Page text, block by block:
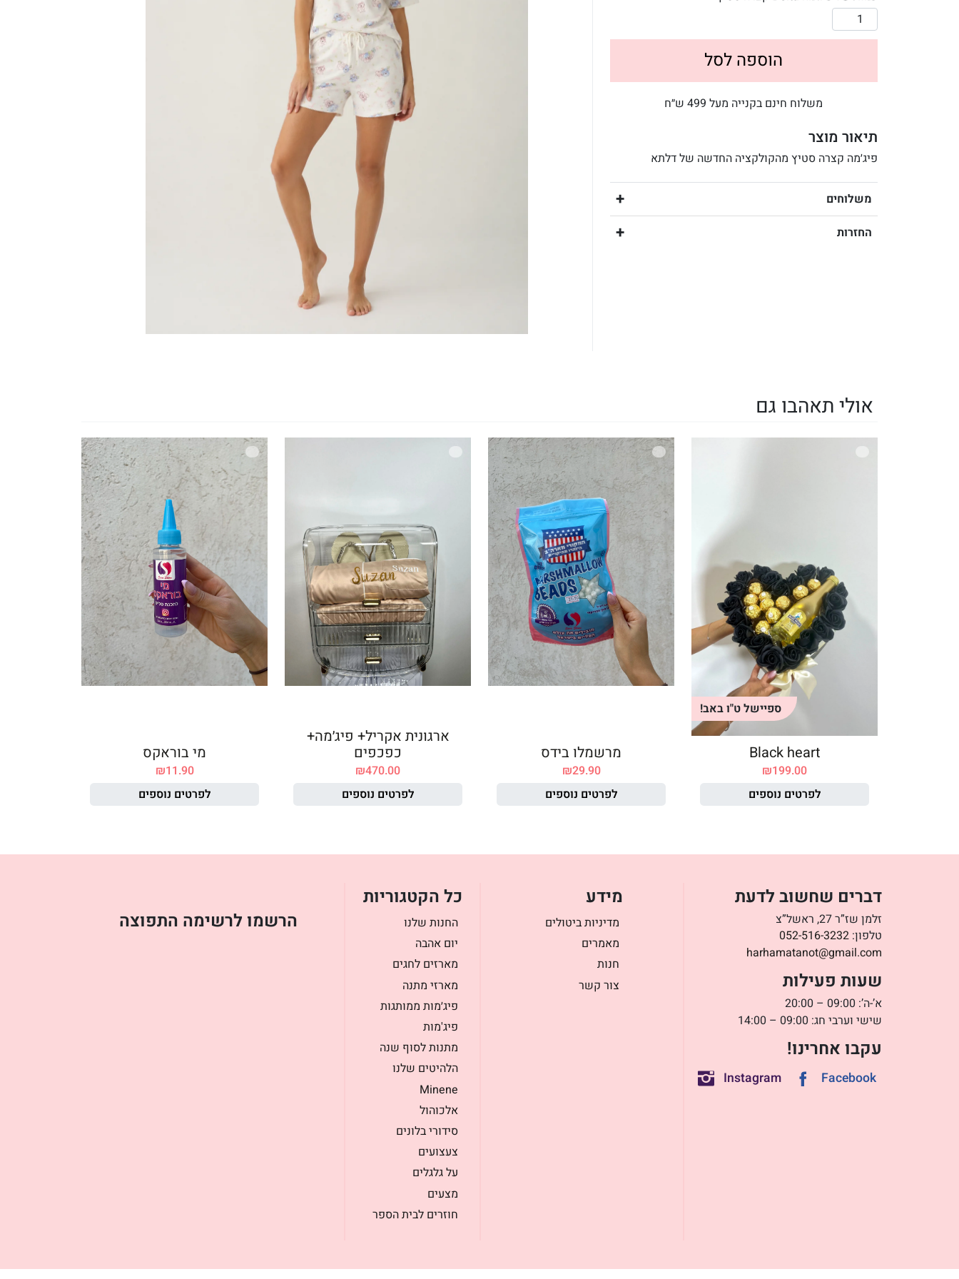
הוספה לסל
משלוח חינם בקנייה מעל 499 ש״ח
תיאור מוצר
פיג׳מה קצרה סטיץ מהקולקציה החדשה של דלתא
משלוחים
החזרות
אולי תאהבו גם
ספיישל ט"ו באב!
Black heart
₪199.00
לפרטים נוספים
מרשמלו בידס
₪29.90
לפרטים נוספים
ארגונית אקריל+ פיג׳מה+
כפכפים
₪470.00
לפרטים נוספים
מי בוראקס
₪11.90
לפרטים נוספים
דברים שחשוב לדעת
זלמן שז”ר 27, ראשל”צ
טלפון: 052-516-3232
harhamatanot@gmail.com
שעות פעילות
א’-ה’: 09:00 – 20:00
שישי וערבי חג: 09:00 – 14:00
עקבו אחרינו!
Facebook
Instagram
מידע
מדיניות ביטולים
מאמרים
חנות
צור קשר
כל הקטגוריות
החנות שלנו
יום אהבה
מארזים לחגים
מארזי מתנה
פיג׳מות ממותגות
פיג'מות
מתנות לסוף שנה
הלהיטים שלנו
Minene
אלכוהול
סידורי בלונים
צעצועים
על גלגלים
מצעים
חוזרים לבית הספר
הרשמו לרשימה התפוצה